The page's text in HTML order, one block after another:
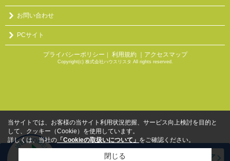
お問い合わせ
PCサイト
プライバシーポリシー ｜ 利用規約 ｜アクセスマップ
Copyright(c) 株式会社ハウスリスタ All rights reserved.
当サイトでは、お客様の当サイト利用状況把握、サービス向上検討を目的と
して、クッキー（Cookie）を使用しています。
詳しくは、当社の 「Cookieの取扱いについて」 をご確認ください。
閉じる